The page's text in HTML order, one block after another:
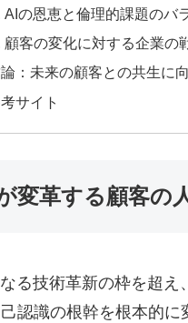
AIの恩恵と倫理的課題のバ
顧客の変化に対する企業の
：未来の顧客との共生に
サイト
変革する顧客の
る技術革新の枠を超
認識の根幹を根本的